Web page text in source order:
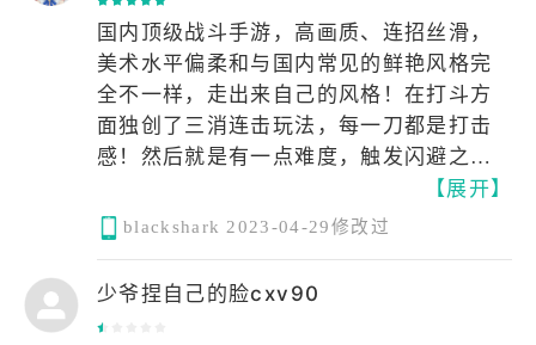
国内顶级战斗手游，高画质、连招丝滑，
美术水平偏柔和与国内常见的鲜艳风格完
全不一样，走出来自己的风格！在打斗方
面独创了三消连击玩法，每一刀都是打击
感！然后就是有一点难度，触发闪避之后
【展开】
blackshark 2023-04-29修改过
少爷捏自己的脸cxv90